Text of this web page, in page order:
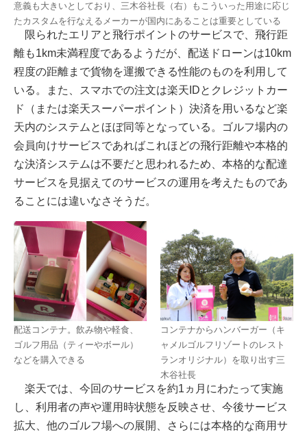
意義も大きいとしており、三木谷社長（右）もこういった用途に応じ
たカスタムを行なえるメーカーが国内にあることは重要としている
限られたエリアと飛行ポイントのサービスで、飛行距
離も1km未満程度であるようだが、配送ドローンは10km
程度の距離まで貨物を運搬できる性能のものを利用して
いる。また、スマホでの注文は楽天IDとクレジットカー
ド（または楽天スーパーポイント）決済を用いるなど楽
天内のシステムとほぼ同等となっている。ゴルフ場内の
会員向けサービスであればこれほどの飛行距離や本格的
な決済システムは不要だと思われるため、本格的な配達
サービスを見据えてのサービスの運用を考えたものであ
ることには違いなさそうだ。
配送コンテナ。飲み物や軽食、
ゴルフ用品（ティーやボール）
などを購入できる
コンテナからハンバーガー（キ
ャメルゴルフリゾートのレスト
ランオリジナル）を取り出す三
木谷社長
楽天では、今回のサービスを約1ヵ月にわたって実施
し、利用者の声や運用時状態を反映させ、今後サービス
拡大、他のゴルフ場への展開、さらには本格的な商用サ